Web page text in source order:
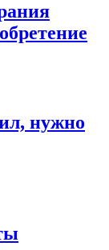
нужно